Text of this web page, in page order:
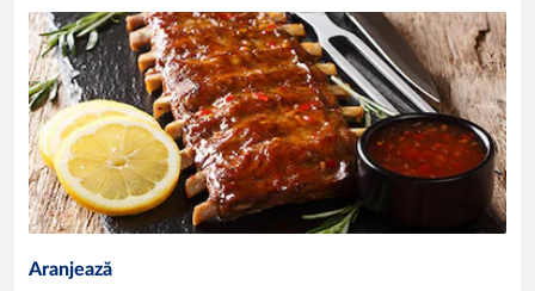
Aranjează